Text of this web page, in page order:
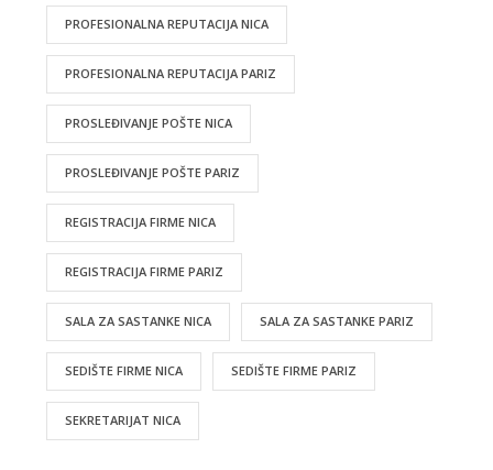
PROFESIONALNA REPUTACIJA NICA
PROFESIONALNA REPUTACIJA PARIZ
PROSLEĐIVANJE POŠTE NICA
PROSLEĐIVANJE POŠTE PARIZ
REGISTRACIJA FIRME NICA
REGISTRACIJA FIRME PARIZ
SALA ZA SASTANKE NICA SALA ZA SASTANKE PARIZ
SEDIŠTE FIRME NICA SEDIŠTE FIRME PARIZ
SEKRETARIJAT NICA